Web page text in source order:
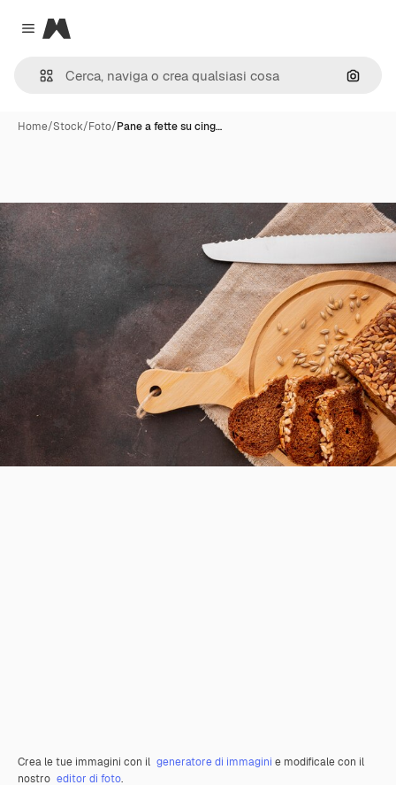
Close menu
Magnific
Cerca
Home/Stock/Foto/Pane a fette su cing…
Crea le tue immagini con il generatore di immagini e modificale con il
nostro editor di foto.